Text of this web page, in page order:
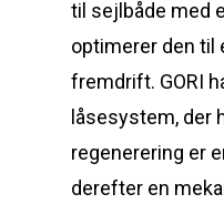
til sejlbåde med
optimerer den til
fremdrift. GORI
låsesystem, der
regenerering er
derefter en